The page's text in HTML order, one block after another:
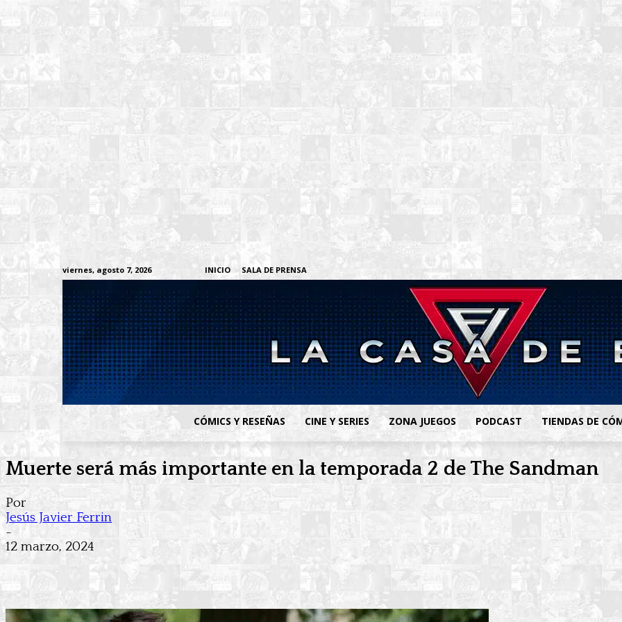
viernes, agosto 7, 2026 INICIO SALA DE PRENSA
CÓMICS Y RESEÑAS CINE Y SERIES ZONA JUEGOS PODCAST TIENDAS DE
Muerte será más importante en la temporada 2 de The Sandman
Por
Jesús Javier Ferrin
-
12 marzo, 2024